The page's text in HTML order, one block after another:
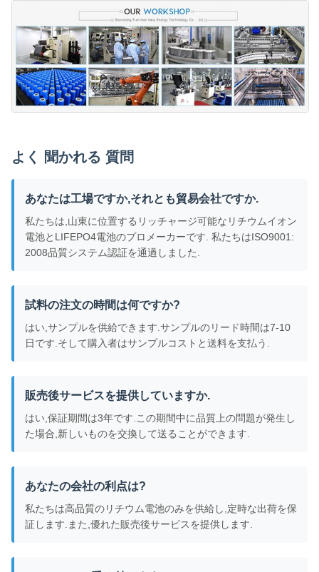
よく 聞かれる 質問
あなたは工場ですか,それとも貿易会社ですか.
私たちは,山東に位置するリッチャージ可能なリチウムイオン
電池とLIFEPO4電池のプロメーカーです. 私たちはISO9001:
2008品質システム認証を通過しました.
試料の注文の時間は何ですか?
はい,サンプルを供給できます.サンプルのリード時間は7-10
日です.そして購入者はサンプルコストと送料を支払う.
販売後サービスを提供していますか.
はい,保証期間は3年です.この期間中に品質上の問題が発生し
た場合,新しいものを交換して送ることができます.
あなたの会社の利点は?
私たちは高品質のリチウム電池のみを供給し,定時な出荷を保
証します.また,優れた販売後サービスを提供します.